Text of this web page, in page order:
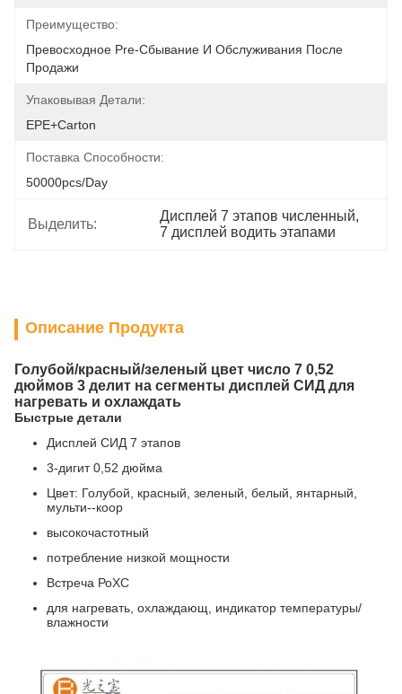
Преимущество:
Превосходное Pre-Сбывание И Обслуживания После
Продажи
Упаковывая Детали:
EPE+carton
Поставка Способности:
50000pcs/day
Выделить:
Дисплей 7 этапов численный,
7 дисплей водить этапами
Описание Продукта
Голубой/красный/зеленый цвет число 7 0,52
дюймов 3 делит на сегменты дисплей СИД для
нагревать и охлаждать
Быстрые детали
Дисплей СИД 7 этапов
3-дигит 0,52 дюйма
Цвет: Голубой, красный, зеленый, белый, янтарный,
мульти--коор
высокочастотный
потребление низкой мощности
Встреча РоХС
для нагревать, охлаждающ, индикатор температуры/
влажности